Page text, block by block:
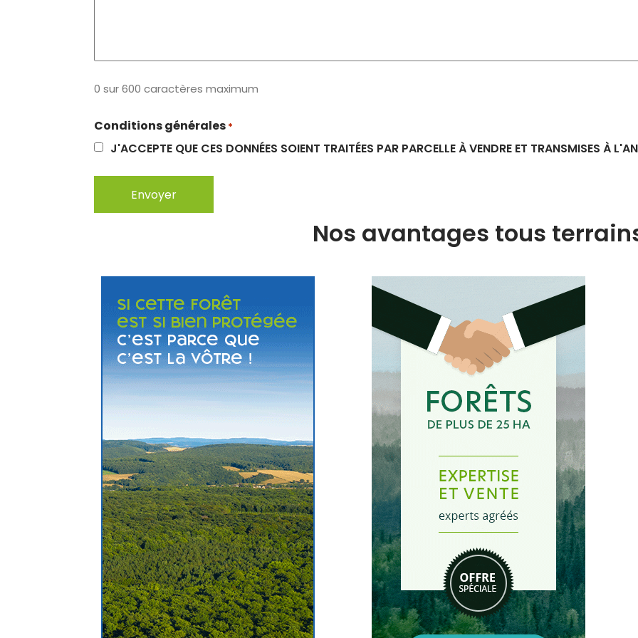
0 sur 600 caractères maximum
Conditions générales *
J'ACCEPTE QUE CES DONNÉES SOIENT TRAITÉES PAR PARCELLE À VENDRE ET TRANSMISES À
Nos avantages tous